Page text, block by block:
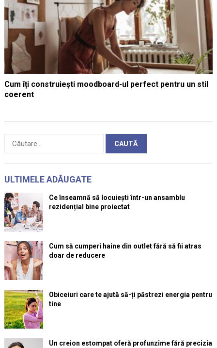
Cum îți construiești moodboard-ul perfect pentru un stil
coerent
Caută
ULTIMELE ADĂUGATE
Ce înseamnă să locuiești într-un ansamblu
rezidențial bine proiectat
Cum să cumperi haine din outlet fără să fii atras
doar de reducere
Obiceiuri care te ajută să-ți păstrezi energia pentru
tine
Un creion estompat oferă profunzime fără precizia